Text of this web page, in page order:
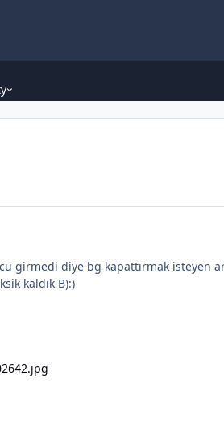
girmedi diye bg kapattırmak isteyen
kaldık B):)